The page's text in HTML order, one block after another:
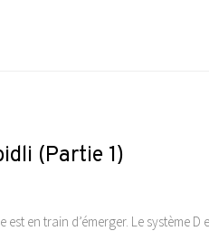
(Partie 1)
en train d’émerger. Le système D